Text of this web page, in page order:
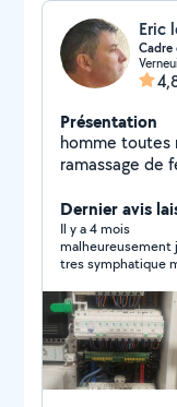
Eric
Cadre
Présentation
homme toutes
ramassage de
débouchage
plomberie,
Dernier avis
Il y a 4 mois
malheureusement
tres symphatique